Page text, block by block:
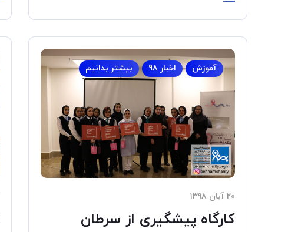
آموزش اخبار 98 بیشتر بدانیم
۲۰ آبان ۱۳۹۸
کارگاه پیشگیری از سرطان